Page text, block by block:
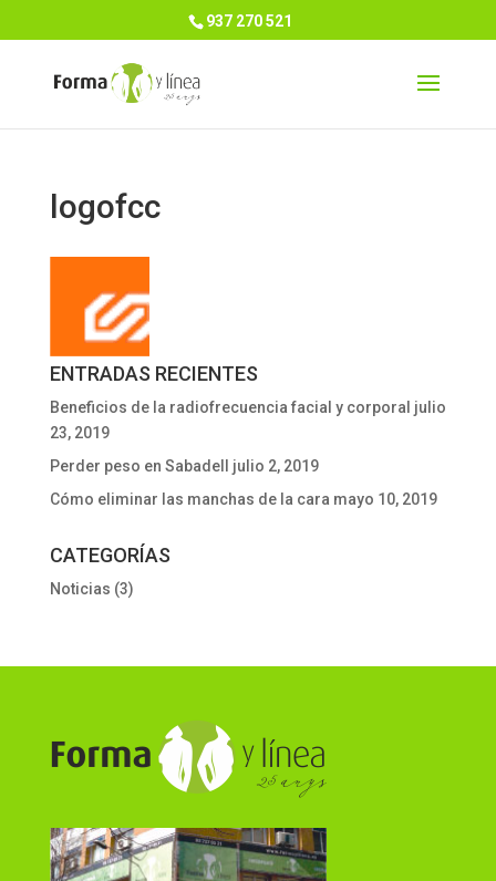
937 270 521
logofcc
ENTRADAS RECIENTES
Beneficios de la radiofrecuencia facial y corporal julio
23, 2019
Perder peso en Sabadell
julio 2, 2019
Cómo eliminar las manchas de la cara mayo 10, 2019
CATEGORÍAS
Noticias (3)